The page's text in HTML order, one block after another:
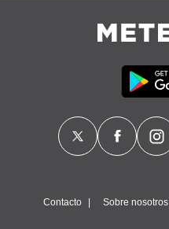
cookiesContacto Sobre nosotros